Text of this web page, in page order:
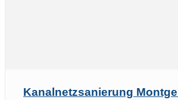
Kanalnetzsanierung